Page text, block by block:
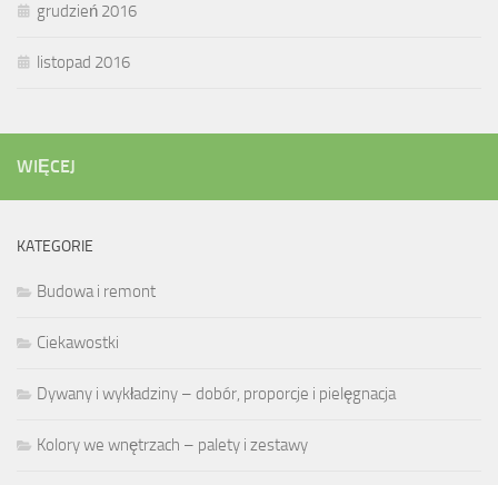
grudzień 2016
listopad 2016
WIĘCEJ
KATEGORIE
Budowa i remont
Ciekawostki
Dywany i wykładziny – dobór, proporcje i pielęgnacja
Kolory we wnętrzach – palety i zestawy